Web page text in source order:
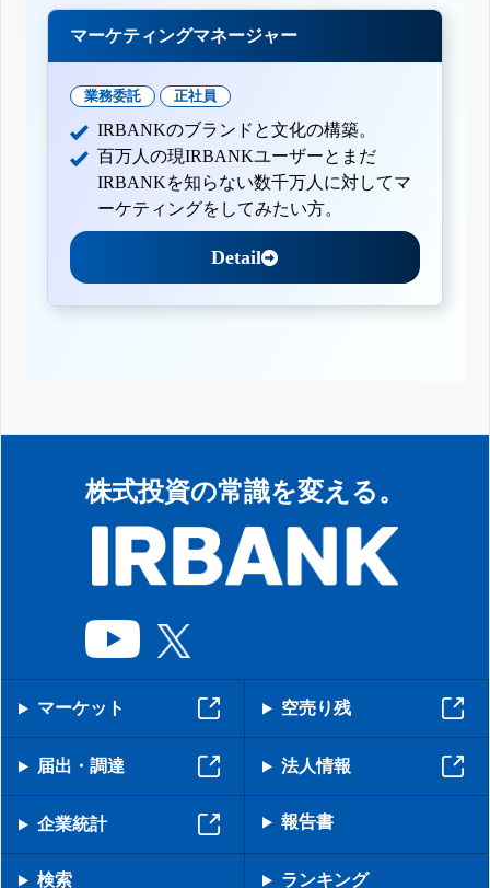
マーケティングマネージャー
業務委託 正社員
IRBANKのブランドと文化の構築。
百万人の現IRBANKユーザーとまだ
IRBANKを知らない数千万人に対してマ
ーケティングをしてみたい方。
Detail
株式投資の常識を変える。
マーケット 空売り残
届出・調達 法人情報
企業統計 報告書
検索 ランキング